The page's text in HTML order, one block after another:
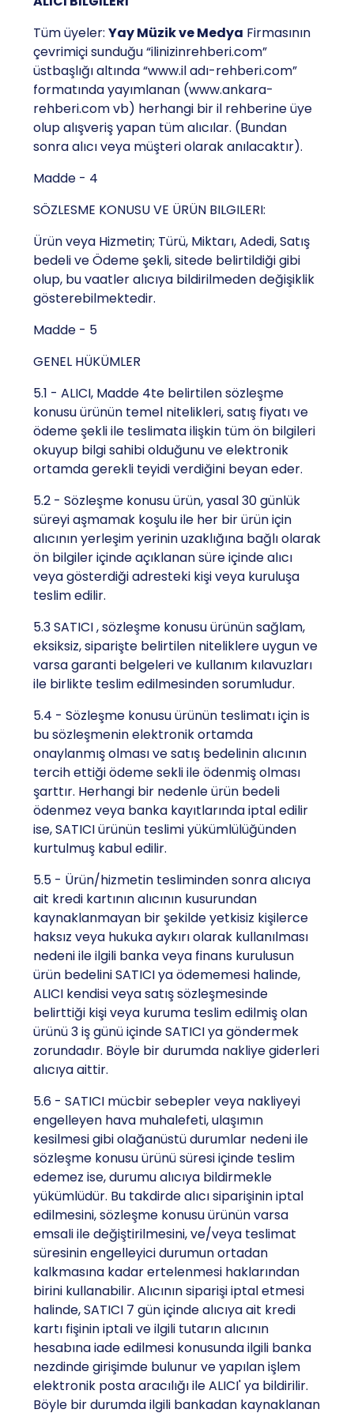
Tüm üyeler: Yay Müzik ve Medya Firmasının
çevrimiçi sunduğu “ilinizinrehberi.com”
üstbaşlığı altında “www.il adı-rehberi.com”
formatında yayımlanan (www.ankara-
rehberi.com vb) herhangi bir il rehberine üye
olup alışveriş yapan tüm alıcılar. (Bundan
sonra alıcı veya müşteri olarak anılacaktır).
Madde - 4
SÖZLESME KONUSU VE ÜRÜN BILGILERI:
Ürün veya Hizmetin; Türü, Miktarı, Adedi, Satış
bedeli ve Ödeme şekli, sitede belirtildiği gibi
olup, bu vaatler alıcıya bildirilmeden değişiklik
gösterebilmektedir.
Madde - 5
GENEL HÜKÜMLER
5.1 - ALICI, Madde 4te belirtilen sözleşme
konusu ürünün temel nitelikleri, satış fiyatı ve
ödeme şekli ile teslimata ilişkin tüm ön bilgileri
okuyup bilgi sahibi olduğunu ve elektronik
ortamda gerekli teyidi verdiğini beyan eder.
5.2 - Sözleşme konusu ürün, yasal 30 günlük
süreyi aşmamak koşulu ile her bir ürün için
alıcının yerleşim yerinin uzaklığına bağlı olarak
ön bilgiler içinde açıklanan süre içinde alıcı
veya gösterdiği adresteki kişi veya kuruluşa
teslim edilir.
5.3 SATICI , sözleşme konusu ürünün sağlam,
eksiksiz, siparişte belirtilen niteliklere uygun ve
varsa garanti belgeleri ve kullanım kılavuzları
ile birlikte teslim edilmesinden sorumludur.
5.4 - Sözleşme konusu ürünün teslimatı için is
bu sözleşmenin elektronik ortamda
onaylanmış olması ve satış bedelinin alıcının
tercih ettiği ödeme sekli ile ödenmiş olması
şarttır. Herhangi bir nedenle ürün bedeli
ödenmez veya banka kayıtlarında iptal edilir
ise, SATICI ürünün teslimi yükümlülüğünden
kurtulmuş kabul edilir.
5.5 - Ürün/hizmetin tesliminden sonra alıcıya
ait kredi kartının alıcının kusurundan
kaynaklanmayan bir şekilde yetkisiz kişilerce
haksız veya hukuka aykırı olarak kullanılması
nedeni ile ilgili banka veya finans kurulusun
ürün bedelini SATICI ya ödememesi halinde,
ALICI kendisi veya satış sözleşmesinde
belirttiği kişi veya kuruma teslim edilmiş olan
ürünü 3 iş günü içinde SATICI ya göndermek
zorundadır. Böyle bir durumda nakliye giderleri
alıcıya aittir.
5.6 - SATICI mücbir sebepler veya nakliyeyi
engelleyen hava muhalefeti, ulaşımın
kesilmesi gibi olağanüstü durumlar nedeni ile
sözleşme konusu ürünü süresi içinde teslim
edemez ise, durumu alıcıya bildirmekle
yükümlüdür. Bu takdirde alıcı siparişinin iptal
edilmesini, sözleşme konusu ürünün varsa
emsali ile değiştirilmesini, ve/veya teslimat
süresinin engelleyici durumun ortadan
kalkmasına kadar ertelenmesi haklarından
birini kullanabilir. Alıcının siparişi iptal etmesi
halinde, SATICI 7 gün içinde alıcıya ait kredi
kartı fişinin iptali ve ilgili tutarın alıcının
hesabına iade edilmesi konusunda ilgili banka
nezdinde girişimde bulunur ve yapılan işlem
elektronik posta aracılığı ile ALICI' ya bildirilir.
Böyle bir durumda ilgili bankadan kaynaklanan